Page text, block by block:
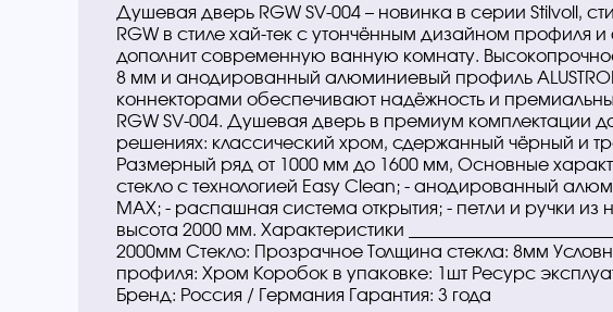
Душевая дверь RGW SV-004 – новинка в серии Stilvoll,
RGW в стиле хай-тек с утончённым дизайном профиля
дополнит современную ванную комнату.
8 мм и анодированный алюминиевый профиль
коннекторами обеспечивают надёжность и
RGW SV-004. Душевая дверь в премиум комплектации
решениях: классический хром, сдержанный чёрный и
Размерный ряд от 1000 мм до 1600 мм, Основные
стекло с технологией Easy Clean; - анодированный
MAX; - распашная система открытия; - петли и ручки
высота 2000 мм. Характеристики
2000мм Стекло: Прозрачное Толщина стекла: 8мм
профиля: Хром Коробок в упаковке: 1шт Ресурс
Бренд: Россия / Германия Гарантия: 3 года